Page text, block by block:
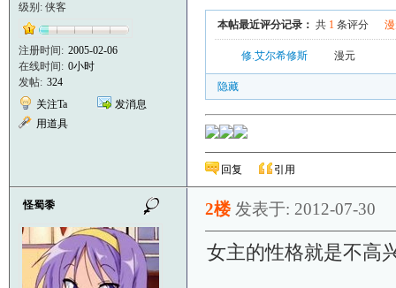
级别: 侠客
注册时间: 2005-02-06
在线时间: 0小时
发帖: 324
关注Ta
发消息
用道具
本帖最近评分记录： 共 1条评分
修.艾尔希修斯 漫元
隐藏
回复 引用
怪蜀黍 2楼 发表于: 2012-07-30
女主的性格就是不高